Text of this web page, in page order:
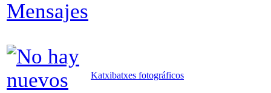
Katxibatxes fotográficos